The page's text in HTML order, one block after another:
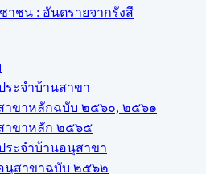
าชน : อันตรายจากรังสี
ะจำบ้านสาขา
าขาหลักฉบับ ๒๕๖๐, ๒๕๖๑
าขาหลัก ๒๕๖๕
ะจำบ้านอนุสาขา
นุสาขาฉบับ ๒๕๖๒